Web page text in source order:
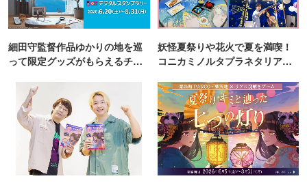
細田守監督作品ゆかりの地を巡
って限定グッズがもらえるチャ
妖怪夏祭りや花火で夏を満喫！
コニカミノルタプラネタリア